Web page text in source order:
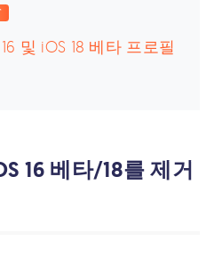
및 iOS 18 베타 프로필
16 베타/18를 제거